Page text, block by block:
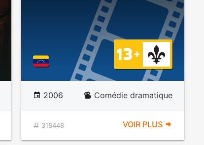
2006 Comédie dramatique
318448 VOIR PLUS